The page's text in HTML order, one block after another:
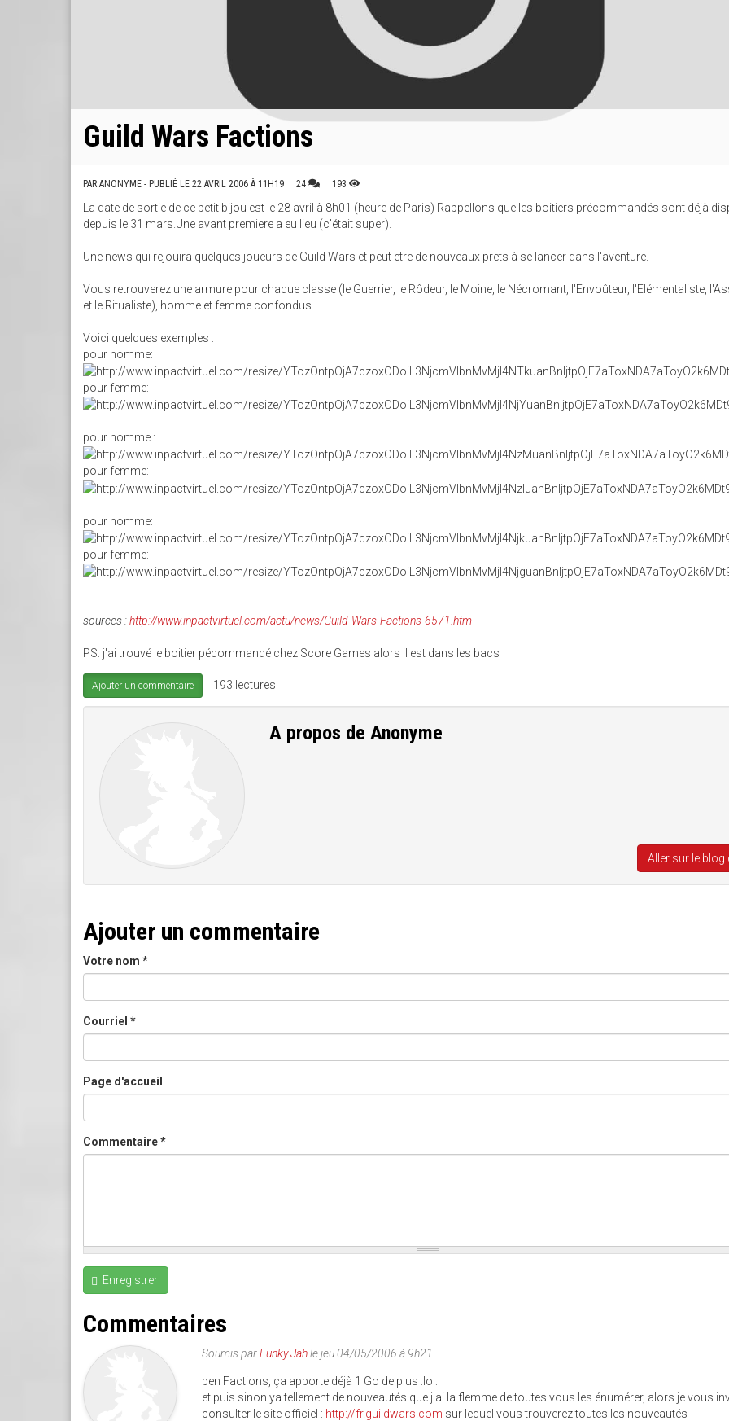
Guild Wars Factions
PAR ANONYME - PUBLIÉ LE 22 AVRIL 2006 À 11H19 24 193
La date de sortie de ce petit bijou est le 28 avril à 8h01 (heure de Paris) Rappellons que les boitiers précommandés sont déjà
depuis le 31 mars.Une avant premiere a eu lieu (c'était super).
Une news qui rejouira quelques joueurs de Guild Wars et peut etre de nouveaux prets à se lancer dans l'aventure.
Vous retrouverez une armure pour chaque classe (le Guerrier, le Rôdeur, le Moine, le Nécromant, l'Envoûteur, l'Elémentaliste,
et le Ritualiste), homme et femme confondus.
Voici quelques exemples :
pour homme:
pour femme:
pour homme :
pour femme:
pour homme:
pour femme:
sources :http://www.inpactvirtuel.com/actu/news/Guild-Wars-Factions-6571.htm
PS: j'ai trouvé le boitier pécommandé chez Score Games alors il est dans les bacs
Ajouter un commentaire 193 lectures
A propos deAnonyme
Aller sur le blog
Ajouter un commentaire
Votre nom *
Courriel *
Page d'accueil
Commentaire*
Enregistrer
Commentaires
Soumis parFunky Jahle jeu 04/05/2006 à 9h21
ben Factions, ça apporte déjà 1 Go de plus :lol:
et puis sinon ya tellement de nouveautés que j'ai la flemme de toutes vous les énumérer, alors je vous
consulter le site officiel : http://fr.guildwars.com sur lequel vous trouverez toutes les nouveautés